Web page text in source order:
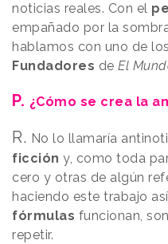
noticias reales. Con el
empañado por la
hablamos con uno de los
Fundadores de El
P. ¿Cómo se crea la
R. No lo llamaría
ficción y, como toda
cero y otras de algún
haciendo este trabajo
fórmulas funcionan, son
repetir.